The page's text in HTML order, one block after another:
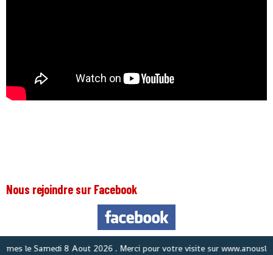
Nous rejoindre sur Facebook
leSamedi 8 Aout 2026. Merci pour votre visite sur